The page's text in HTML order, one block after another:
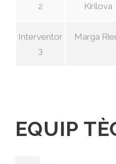
2
Kirilova
Interventor
3
Marga
EQUIP